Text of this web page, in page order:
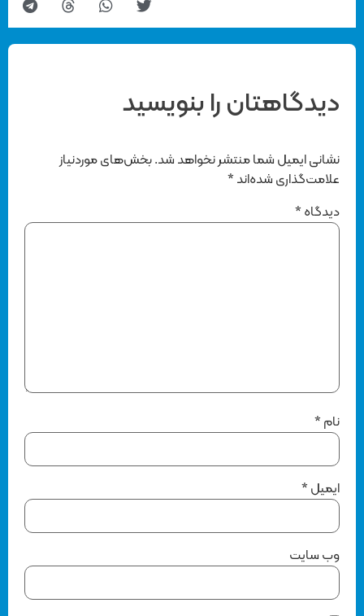
را بنویسید
نخواهد شد.بخش‌های موردنیاز